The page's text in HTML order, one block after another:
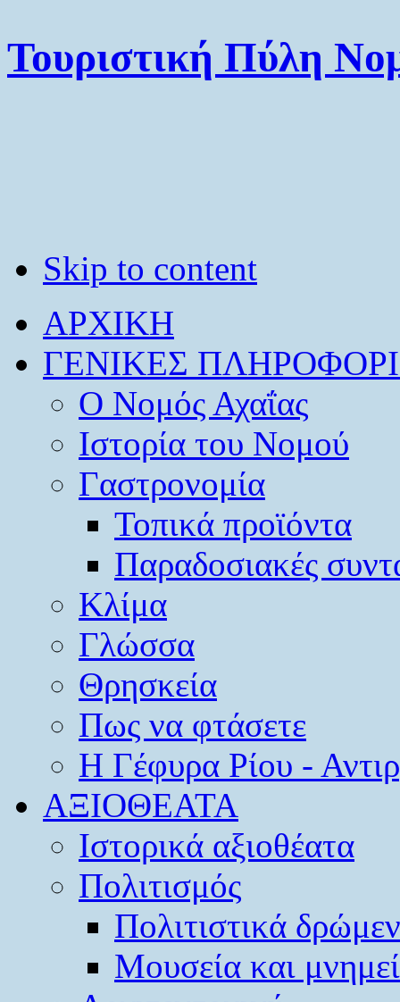
Τουριστική Πύλη
Skip to content
ΑΡΧΙΚΗ
ΓΕΝΙΚΕΣ
O Νομός Αχαΐας
Ιστορία του Νομού
Γαστρονομία
Τοπικά προϊόντα
Παραδοσιακές
Κλίμα
Γλώσσα
Θρησκεία
Πως να φτάσετε
Η Γέφυρα Ρίου -
ΑΞΙΟΘΕΑΤΑ
Ιστορικά αξιοθέατα
Πολιτισμός
Πολιτιστικά
Μουσεία και